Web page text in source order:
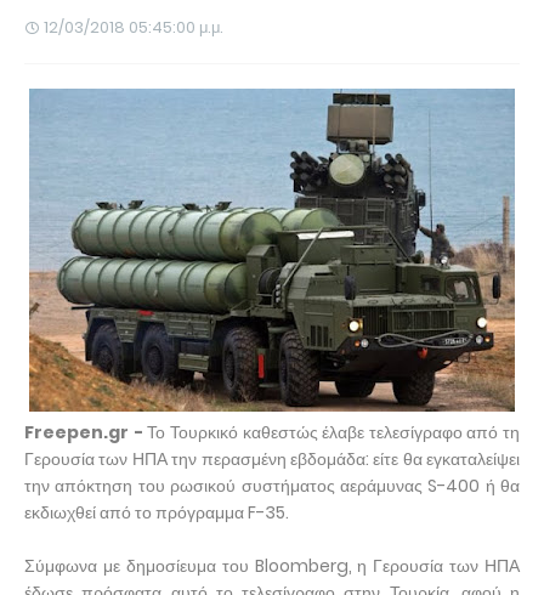
12/03/2018 05:45:00 μ.μ.
Freepen.gr - Το Τουρκικό καθεστώς έλαβε τελεσίγραφο από τη
Γερουσία των ΗΠΑ την περασμένη εβδομάδα: είτε θα εγκαταλείψει
την απόκτηση του ρωσικού συστήματος αεράμυνας S-400 ή θα
εκδιωχθεί από το πρόγραμμα F-35.
Σύμφωνα με δημοσίευμα του Bloomberg, η Γερουσία των ΗΠΑ